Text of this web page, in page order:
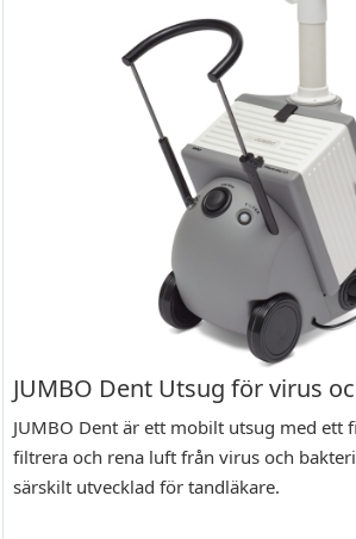
JUMBO Dent Utsug för virus
JUMBO Dent är ett mobilt utsug med ett
filtrera och rena luft från virus och
särskilt utvecklad för tandläkare.